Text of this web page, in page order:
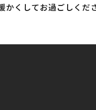
かくしてお過ごしくだ